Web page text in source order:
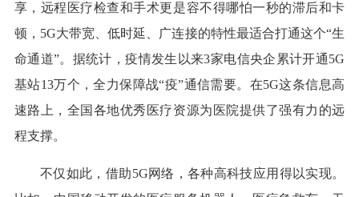
享，远程医疗检查和手术更是容不得哪怕一秒的滞后和卡
顿，5G大带宽、低时延、广连接的特性最适合打通这个“生
命通道”。据统计，疫情发生以来3家电信央企累计开通5G
基站13万个，全力保障战“疫”通信需要。在5G这条信息高
速路上，全国各地优秀医疗资源为医院提供了强有力的远
程支撑。
不仅如此，借助5G网络，各种高科技应用得以实现。